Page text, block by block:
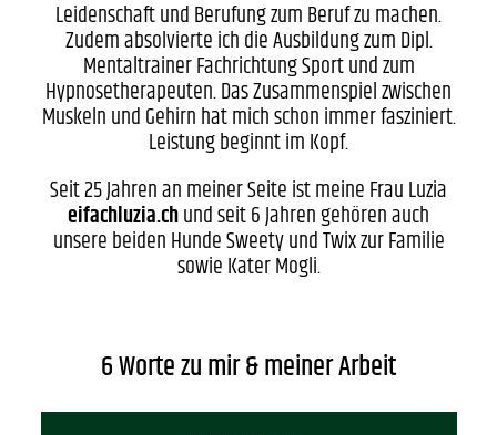
Leidenschaft und Berufung zum Beruf zu machen.
Zudem absolvierte ich die Ausbildung zum Dipl.
Mentaltrainer Fachrichtung Sport und zum
Hypnosetherapeuten. Das Zusammenspiel zwischen
Muskeln und Gehirn hat mich schon immer fasziniert.
Leistung beginnt im Kopf.
Seit 25 Jahren an meiner Seite ist meine Frau Luzia
eifachluzia.chund seit 6 Jahren gehören auch
unsere beiden Hunde Sweety und Twix zur Familie
sowie Kater Mogli.
6 Worte zu mir & meiner Arbeit